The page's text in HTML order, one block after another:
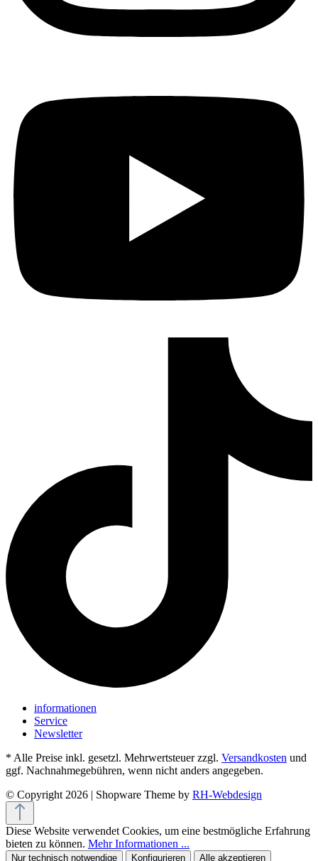
informationen
Service
Newsletter
* Alle Preise inkl. gesetzl. Mehrwertsteuer zzgl. Versandkosten und
ggf. Nachnahmegebühren, wenn nicht anders angegeben.
© Copyright 2026 | Shopware Theme by RH-Webdesign
Diese Website verwendet Cookies, um eine bestmögliche Erfahrung
bieten zu können. Mehr Informationen ...
Nur technisch notwendige Konfigurieren Alle akzeptieren